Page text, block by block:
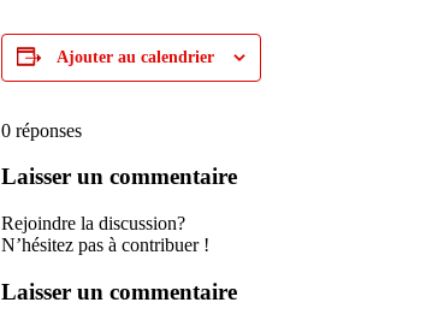
Ajouter au calendrier
0 réponses
Laisser un commentaire
Rejoindre la discussion?
N’hésitez pas à contribuer !
Laisser un commentaire